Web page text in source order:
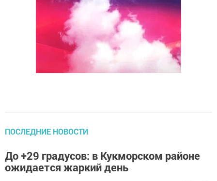
ПОСЛЕДНИЕ НОВОСТИ
До +29 градусов: в Кукморском районе
ожидается жаркий день